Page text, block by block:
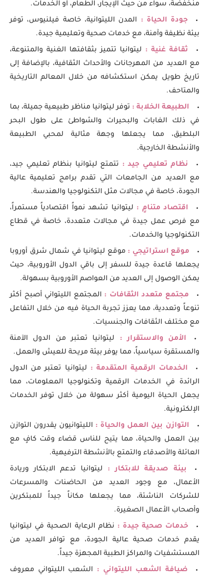
منخفضة، سواء من حيث الإيجار، الطعام، أو الخدمات.
جودة الحياة : المدن الليتوانية، خاصة فيلنيوس، توفر
بيئة نظيفة وآمنة، مع خدمات صحية وتعليمية جيدة.
ثقافة غنية : ليتوانيا تتميز بثقافتها الغنية والمتنوعة،
مع العديد من المهرجانات والأحداث الثقافية، بالإضافة إلى
تاريخ طويل يمكن استكشافه من خلال المعالم التاريخية
والمتاحف.
الطبيعة الخلابة : توفر ليتوانيا مناظر طبيعية جميلة، بما
في ذلك الغابات والبحيرات والشواطئ على طول البحر
البلطيق، مما يجعلها وجهة مثالية لمحبي الطبيعة
والأنشطة الخارجية.
نظام تعليمي جيد : تتمتع ليتوانيا بنظام تعليمي جيد،
مع العديد من الجامعات التي تقدم برامج تعليمية عالية
الجودة، خاصة في مجالات مثل التكنولوجيا والهندسة.
اقتصاد متنامٍ : ليتوانيا تشهد نمواً اقتصادياً مستمراً،
مع فرص عمل جيدة في مجالات متعددة، خاصة في قطاع
التكنولوجيا والخدمات.
موقع استراتيجي : موقع ليتوانيا في شمال شرق أوروبا
يجعلها قاعدة جيدة للسفر إلى باقي الدول الأوروبية، حيث
يمكن الوصول إلى العديد من العواصم الأوروبية بسهولة.
مجتمع متعدد الثقافات : المجتمع الليتواني أصبح أكثر
تنوعاً وتعددية، مما يعزز تجربة الحياة فيه من خلال التفاعل
مع مختلف الثقافات والجنسيات.
الأمن والاستقرار : ليتوانيا تعتبر من الدول الآمنة
والمستقرة سياسياً، مما يوفر بيئة مريحة للعيش والعمل.
الخدمات الرقمية المتقدمة : ليتوانيا تعتبر من الدول
الرائدة في الخدمات الرقمية وتكنولوجيا المعلومات، مما
يجعل الحياة اليومية أكثر سهولة من خلال توفر الخدمات
الإلكترونية.
التوازن بين العمل والحياة : الليتوانيون يقدرون التوازن
بين العمل والحياة، مما يتيح للناس قضاء وقت كافٍ مع
العائلة والأصدقاء والتمتع بالأنشطة الترفيهية.
بيئة صديقة للابتكار :
ليتوانيا تدعم الابتكار وريادة
الأعمال، مع وجود العديد من الحاضنات والمسرعات
للشركات الناشئة، مما يجعلها مكاناً جيداً للمبتكرين
وأصحاب الأعمال الصغيرة.
خدمات صحية جيدة : نظام الرعاية الصحية في ليتوانيا
يقدم خدمات صحية عالية الجودة، مع توافر العديد من
المستشفيات والمراكز الطبية المجهزة جيداً.
ضيافة الشعب الليتواني : الشعب الليتواني معروف